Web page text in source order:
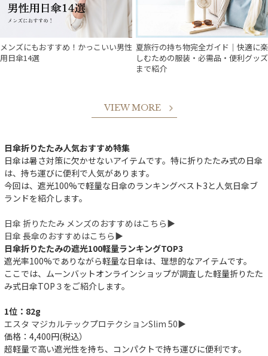
メンズにもおすすめ！かっこいい男性
用日傘14選
夏旅行の持ち物完全ガイド｜快適に楽
しむための服装・必需品・便利グッズ
まで紹介
VIEW MORE
日傘折りたたみ人気おすすめ特集
日傘は暑さ対策に欠かせないアイテムです。特に折りたたみ式の日傘
は、持ち運びに便利で人気があります。
今回は、遮光100%で軽量な日傘のランキングベスト3と人気日傘ブ
ランドを紹介します。
日傘 折りたたみ メンズのおすすめはこちら▶︎
日傘 長傘のおすすめはこちら▶︎
日傘折りたたみの遮光100軽量ランキングTOP3
遮光率100%でありながら軽量な日傘は、理想的なアイテムです。
ここでは、ムーンバットオンラインショップが調査した軽量折りたた
み式日傘TOP３をご紹介します。
1位：82g
エスタ マジカルテックプロテクションSlim 50▶︎
価格：4,400円(税込）
超軽量で高い遮光性を持ち、コンパクトで持ち運びに便利です。